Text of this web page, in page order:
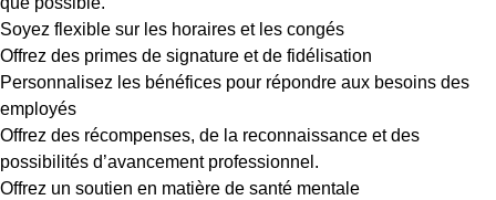
Soyez flexible sur les horaires et les congés
Offrez des primes de signature et de fidélisation
Personnalisez les bénéfices pour répondre aux besoins des
employés
Offrez des récompenses, de la reconnaissance et des
possibilités d’avancement professionnel.
Offrez un soutien en matière de santé mentale